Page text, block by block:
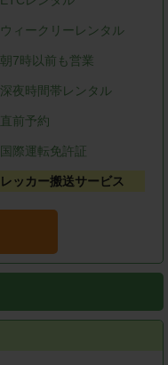
ウィークリーレンタル
朝7時以前も営業
深夜時間帯レンタル
直前予約
国際運転免許証
レッカー搬送サービス